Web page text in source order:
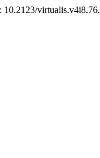
10.2123/virtualis.v4i8.76.